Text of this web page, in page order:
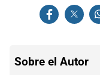
Sobre el Autor